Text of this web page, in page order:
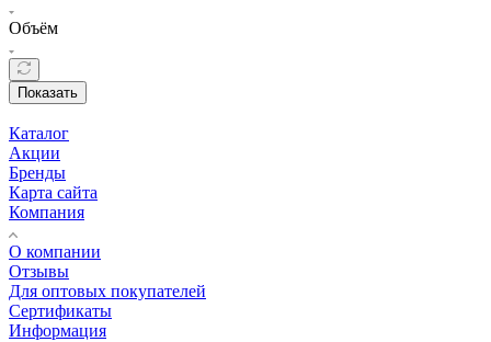
Объём
Показать
Каталог
Акции
Бренды
Карта сайта
Компания
О компании
Отзывы
Для оптовых покупателей
Сертификаты
Информация